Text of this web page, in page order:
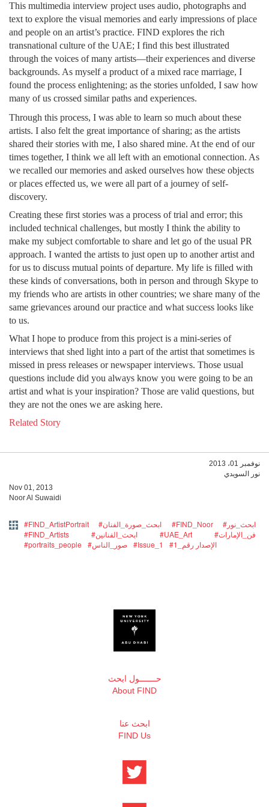
This multimedia interview project uses audio, photographs and
text to explore the visual memories and early impressions of place
and people on an artist’s practice. FIND explores the rich
transnational culture of the UAE; I find this best illustrated
through the voices of many artists—their experiences and diverse
backgrounds. As myself a product of a mixed race marriage, I
found the process enlightening; as the stories unfolded, I saw how
many of us crossed similar paths and experiences.
Through this process, I was able to learn so much about these
artists. I also felt the great importance of sharing; as the artists
shared their stories with me, I also shared mine. At the end of our
times together, I think we all left with an emotional connection. As
we recalled our memories and asked ourselves how these objects
or places effected us, we were all part of a journey of self-
discovery.
Creating these first stories was a process of trial and error; this
included technical challenges, but mostly I think the ability to
make my subject comfortable to share and let go of the usual PR
approach. I wanted the artists to just open up to another artist and
for us to discuss mutual points of departure. My life is filled with
these kinds of conversations, both in person and through Skype to
my friends who are artists in other countries; we share many of the
same grievances around our practice and what success looks like
to us.
What I hope to produce from this project is a mini-series of
interviews that shed light into a part of the artist that sometimes is
missed in press releases or newspaper interviews. Those usual
questions include did you always know you were going to be an
artist and what is your inspiration? Those are valid questions, but
they are not the ones we are asking here.
Related Story
نوفمبر 01، 2013
نور السويدي
Nov 01, 2013
Noor Al Suwaidi
#FIND_ArtistPortrait #ابحث_صورة_الفنان #FIND_Noor
#ابحث_نور
#FIND_Artists
#ابحث_الفنانين #UAE_Art
#فن_الإمارات
#portraits_people
#صور_الناس #Issue_1 #1_الإصدار رقم
حـــــــول ابحث
About FIND
ابحث عنا
FIND Us